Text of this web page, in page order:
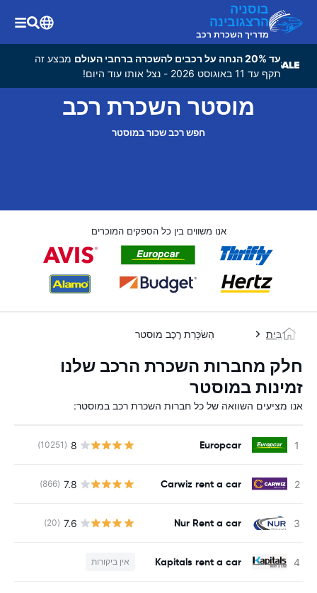
בוסניה
הרצגובינה
מדריך השכרת רכב
עד 20% הנחה על רכבים להשכרה ברחבי העולם
מבצע זה
תקף עד 11 באוגוסט 2026 - נצל אותו עוד היום!
מוסטר השכרת רכב
חפש רכב שכור במוסטר
אנו משווים בין כל הספקים המוכרים
בַּיִת הַשׂכָּרַת רֶכֶב מוסטר
חלק מחברות השכרת הרכב שלנו
זמינות במוסטר
אנו מציעים השוואה של כל חברות השכרת רכב במוסטר:
Europcar
8
(10251)
Carwiz rent a car
7.8
(866)
Nur Rent a car
7.6
(20)
Kapitals rent a car אין ביקורות